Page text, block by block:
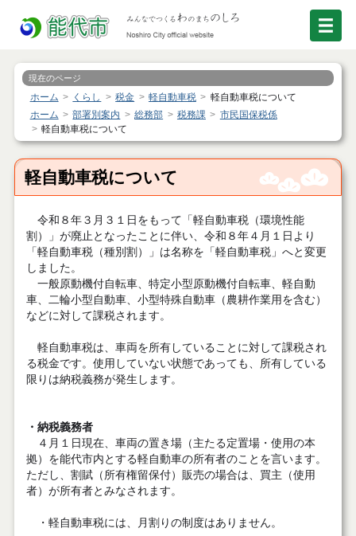
現在のページ
ホーム くらし 税金 軽自動車税
軽自動車税について
ホーム
部署別案内 総務部 税務課
市民国保税係
軽自動車税について
軽自動車税について
令和８年３月３１日をもって「軽自動車税（環境性能
割）」が廃止となったことに伴い、令和８年４月１日より
「軽自動車税（種別割）」は名称を「軽自動車税」へと変更
しました。
一般原動機付自転車、特定小型原動機付自転車、軽自動
車、二輪小型自動車、小型特殊自動車（農耕作業用を含む）
などに対して課税されます。
軽自動車税は、車両を所有していることに対して課税され
る税金です。使用していない状態であっても、所有している
限りは納税義務が発生します。
・納税義務者
４月１日現在、車両の置き場（主たる定置場・使用の本
拠）を能代市内とする軽自動車の所有者のことを言います。
ただし、割賦（所有権留保付）販売の場合は、買主（使用
者）が所有者とみなされます。
・軽自動車税には、月割りの制度はありません。